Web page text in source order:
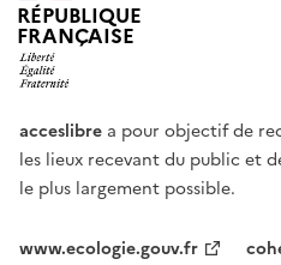
RÉPUBLIQUE
FRANÇAISE
acceslibre a pour objectif de
les lieux recevant du public et
le plus largement possible.
www.ecologie.gouv.fr